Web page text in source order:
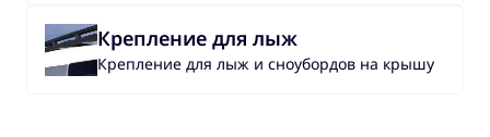
Крепление для лыж
Крепление для лыж и сноубордов на крышу